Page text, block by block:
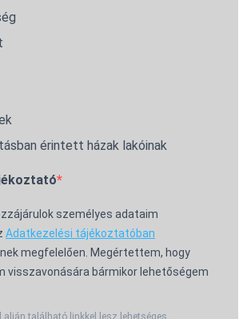
érintett házak lakóinak
személyes adataim
Adatkezelési tájékoztatóban
megfelelően. Megértettem, hogy
visszavonására bármikor lehetőségem
alján található linkkel lesz lehetséges.